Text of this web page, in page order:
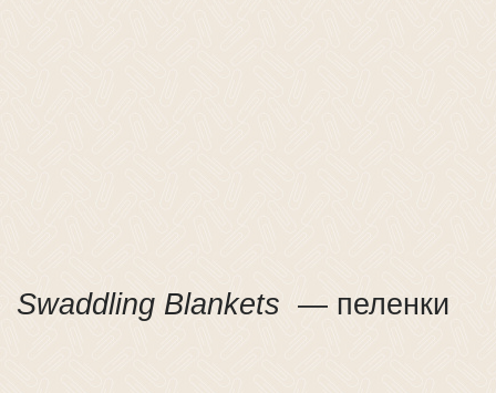
Swaddling Blankets — пеленки